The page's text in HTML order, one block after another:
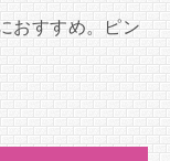
おすすめ。ピン